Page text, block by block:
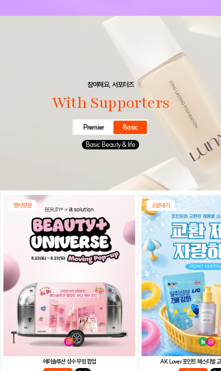
참여해요, 서포터즈
With Supporters
Premier
Basic
Basic Beauty & life
행사방문
에이솔루션 성수 무빙 팝업
소문내기
AK Lover 포인트 페스티벌